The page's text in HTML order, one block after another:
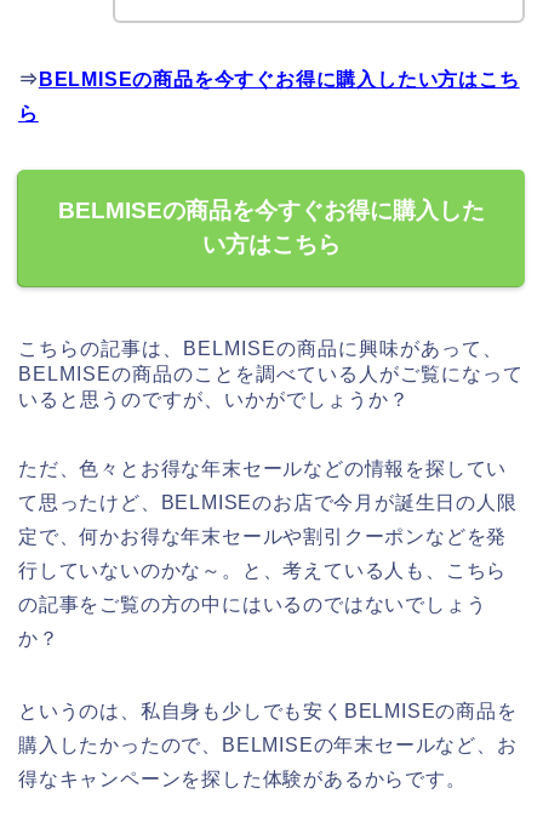
⇒ BELMISEの商品を今すぐお得に購入したい方はこち
ら
BELMISEの商品を今すぐお得に購入した
い方はこちら
こちらの記事は、BELMISEの商品に興味があって、
BELMISEの商品のことを調べている人がご覧になって
いると思うのですが、いかがでしょうか？
ただ、色々とお得な年末セールなどの情報を探してい
て思ったけど、BELMISEのお店で今月が誕生日の人限
定で、何かお得な年末セールや割引クーポンなどを発
行していないのかな～。と、考えている人も、こちら
の記事をご覧の方の中にはいるのではないでしょう
か？
というのは、私自身も少しでも安くBELMISEの商品を
購入したかったので、BELMISEの年末セールなど、お
得なキャンペーンを探した体験があるからです。